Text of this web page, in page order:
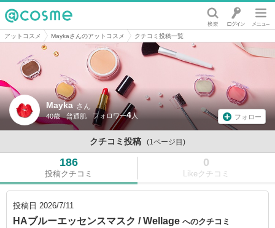
@cosme
アットコスメ Maykaさんのアットコスメ クチコミ投稿一覧
Mayka さん
40歳 普通肌 4 フォロー
クチコミ投稿 (1ページ目)
186
投稿クチコミ
0
Likeクチコミ
投稿日 2026/7/11
HAブルーエッセンスマスク / Wellage へのクチコミ